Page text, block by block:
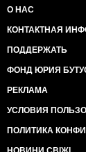
О НАС
КОНТАКТНАЯ
ПОДДЕРЖАТЬ
ФОНД ЮРИЯ
РЕКЛАМА
УСЛОВИЯ
ПОЛИТИКА